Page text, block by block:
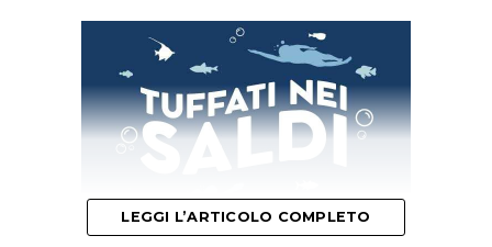
LEGGI L’ARTICOLO COMPLETO